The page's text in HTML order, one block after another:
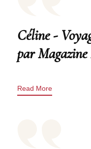
Céline -
par
Read More